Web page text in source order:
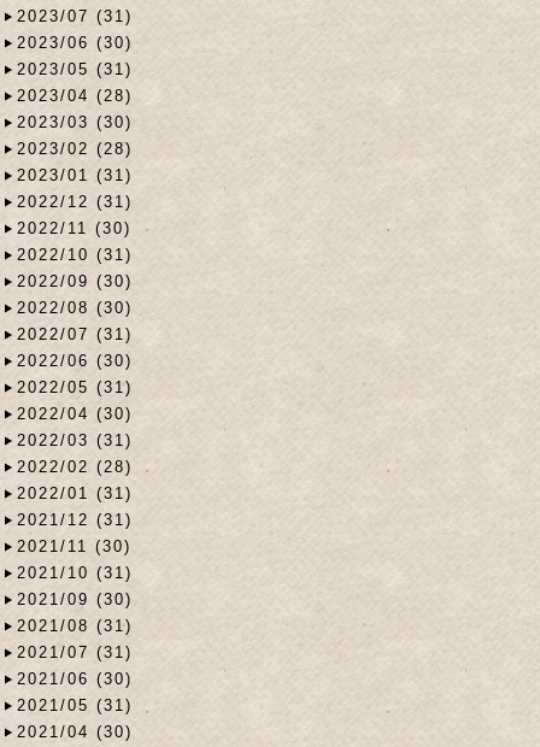
2023/07 (31)
2023/06 (30)
2023/05 (31)
2023/04 (28)
2023/03 (30)
2023/02 (28)
2023/01 (31)
2022/12 (31)
2022/11 (30)
2022/10 (31)
2022/09 (30)
2022/08 (30)
2022/07 (31)
2022/06 (30)
2022/05 (31)
2022/04 (30)
2022/03 (31)
2022/02 (28)
2022/01 (31)
2021/12 (31)
2021/11 (30)
2021/10 (31)
2021/09 (30)
2021/08 (31)
2021/07 (31)
2021/06 (30)
2021/05 (31)
2021/04 (30)